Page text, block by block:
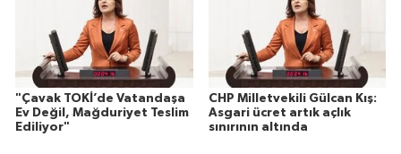
"Çavak TOKİ’de Vatandaşa
Ev Değil, Mağduriyet Teslim
Ediliyor"
CHP Milletvekili Gülcan Kış:
Asgari ücret artık açlık
sınırının altında